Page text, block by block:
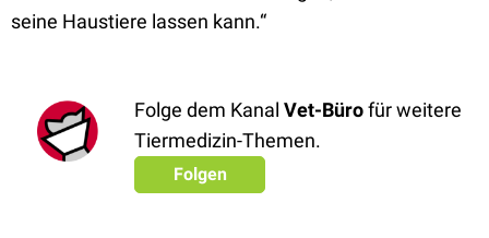
seine Haustiere lassen kann.“
Folge dem Kanal Vet-Bürofür weitere
Tiermedizin-Themen.
Folgen